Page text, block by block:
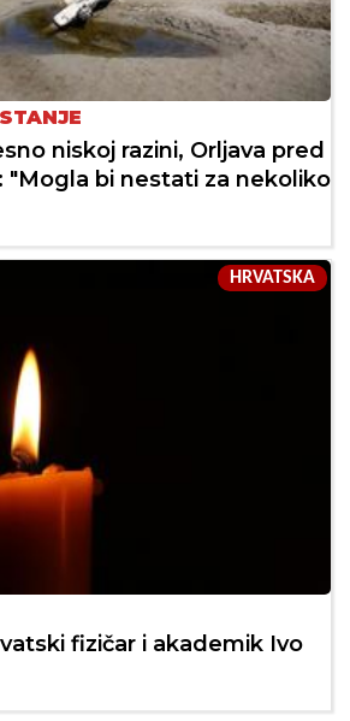
niskoj razini, Orljava pred
"Mogla bi nestati za nekoliko
HRVATSKA
fizičar i akademik Ivo